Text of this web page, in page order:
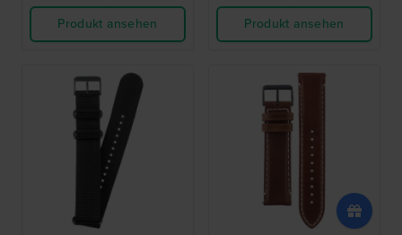
Produkt ansehen
Produkt ansehen